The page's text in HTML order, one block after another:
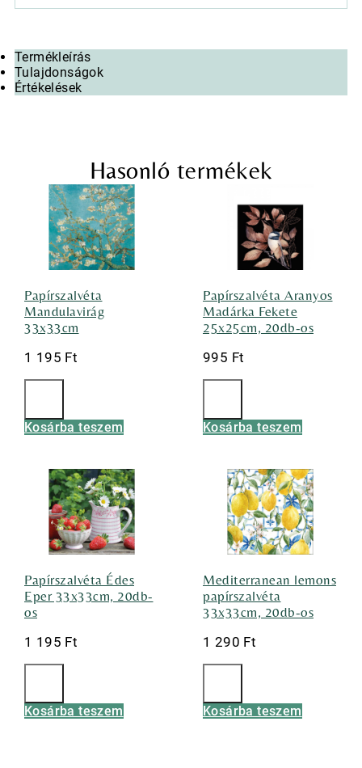
Termékleírás
Tulajdonságok
Értékelések
Hasonló termékek
Papírszalvéta
Mandulavirág
33x33cm
1 195 Ft
Kosárba teszem
Papírszalvéta Aranyos
Madárka Fekete
25x25cm, 20db-os
995 Ft
Kosárba teszem
Papírszalvéta Édes
Eper 33x33cm, 20db-
os
1 195 Ft
Kosárba teszem
Mediterranean lemons
papírszalvéta
33x33cm, 20db-os
1 290 Ft
Kosárba teszem